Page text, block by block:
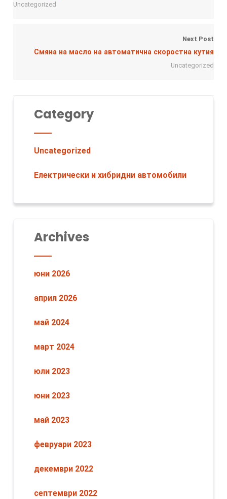
Uncategorized
Next Post
Смяна на масло на автоматична скоростна кутия
Uncategorized
Category
Uncategorized
Електрически и хибридни автомобили
Archives
юни 2026
април 2026
май 2024
март 2024
юли 2023
юни 2023
май 2023
февруари 2023
декември 2022
септември 2022